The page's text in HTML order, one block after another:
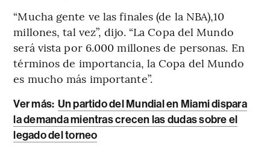
“Mucha gente ve las finales (de la NBA),10
millones, tal vez”, dijo. “La Copa del Mundo
será vista por 6.000 millones de personas. En
términos de importancia, la Copa del Mundo
es mucho más importante”.
Ver más: Un partido del Mundial en Miami dispara
la demanda mientras crecen las dudas sobre el
legado del torneo